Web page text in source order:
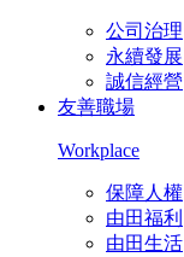
公司治理
永續發展
誠信經營
友善職場
Workplace
保障人權
由田福利
由田生活